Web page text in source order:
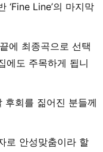
‘Fine Line’의 마지막
에 최종곡으로 선택
에도 주목하게 됩니
후회를 짊어진 분들께
로 안성맞춤이라 할